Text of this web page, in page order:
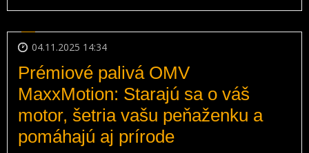
04.11.2025 14:34
Prémiové palivá OMV
MaxxMotion: Starajú sa o váš
motor, šetria vašu peňaženku a
pomáhajú aj prírode